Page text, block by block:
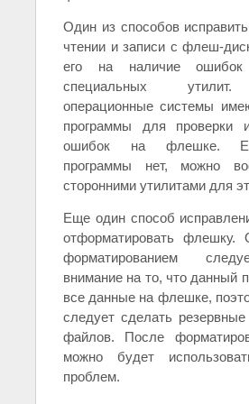
Один из способов
чтении и записи с флеш-
его на наличие
специальных
операционные системы
программы для проверки
ошибок на флешке.
программы нет, можно
сторонними утилитами для
Еще один способ
отформатировать флешку.
форматированием
внимание на то, что данный
все данные на флешке,
следует сделать
файлов. После
можно будет
проблем.